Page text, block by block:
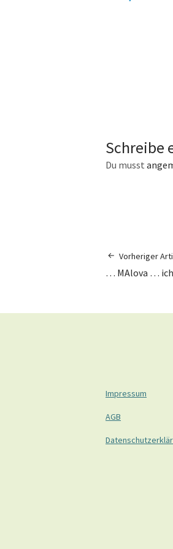
Schreibe
Du musst
Vorheriger
… MAlova …
Impressum
AGB